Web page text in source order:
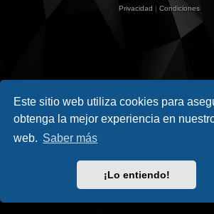
Este sitio web utiliza cookies para
obtenga la mejor experiencia en
web. Saber más
¡Lo entiendo!
Privacidad | Condiciones